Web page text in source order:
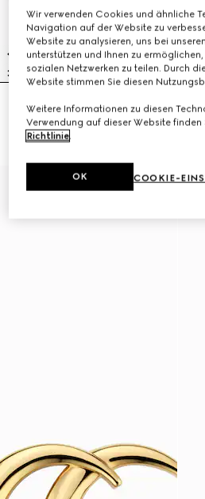
GG Marmont Brosche mit
Kristallen
€ 420
€
Wir verwenden Cookies und ähnliche
Navigation auf der Website zu
Website zu analysieren, uns bei
unterstützen und Ihnen zu
sozialen Netzwerken zu teilen. Durch
Website stimmen Sie diesen
Weitere Informationen zu diesen
Verwendung auf dieser Website finden
Richtlinie.
COOKIE-
OK